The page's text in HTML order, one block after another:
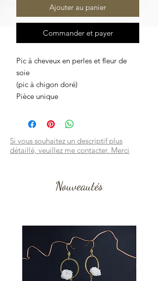
Ajouter au panier
Commander et payer
Pic à cheveux en perles et fleur de
soie
(pic à chigon doré)
Pièce unique
Si vous souhaitez un descriptif plus
détaillé, veuillez me contacter. Merci
Nouveautés